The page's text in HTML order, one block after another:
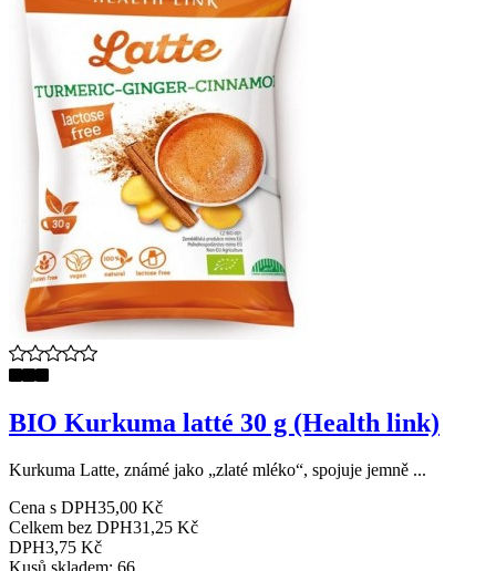
BIO Kurkuma latté 30 g (Health link)
Kurkuma Latte, známé jako „zlaté mléko“, spojuje jemně ...
Cena s DPH35,00 Kč
Celkem bez DPH31,25 Kč
DPH3,75 Kč
Kusů skladem: 66